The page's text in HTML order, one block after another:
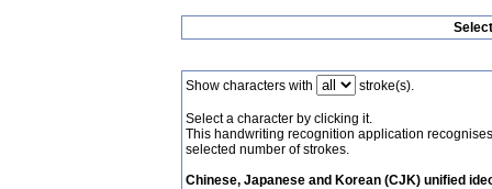
Show characters with stroke(s).
Select a character by clicking it.
This handwriting recognition application
selected number of strokes.
Chinese, Japanese and Korean (CJK) unified